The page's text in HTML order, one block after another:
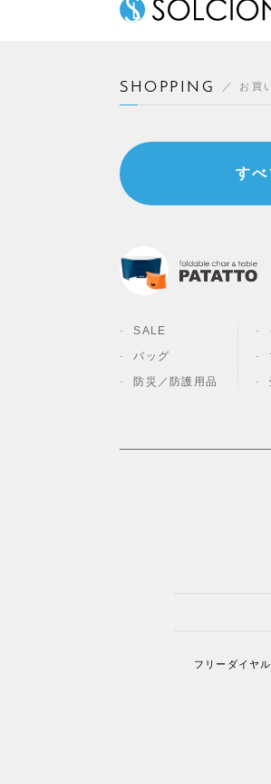
SHOPPING お買
す
SALE
バッグ
防災／ 防護用品
フリーダイヤル